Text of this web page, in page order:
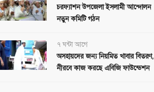
চরফ্যাশন উপজেলা ইসলামী আন্দোলন
নতুন কমিটি গঠন
৭ ঘন্টা আগে
অসহায়দের জন্য নিয়মিত খাবার বিতরণ,
নীরবে কাজ করছে এবিজি ফাউন্ডেশন